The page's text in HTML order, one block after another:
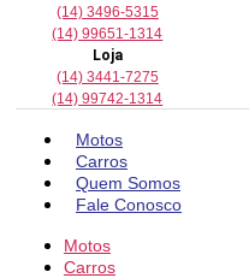
(14) 3496-5315
(14) 99651-1314
Loja
(14) 3441-7275
(14) 99742-1314
Motos
Carros
Quem Somos
Fale Conosco
Motos
Carros